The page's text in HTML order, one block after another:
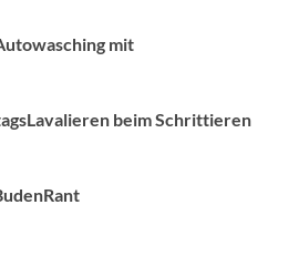
mit
beim Schrittieren